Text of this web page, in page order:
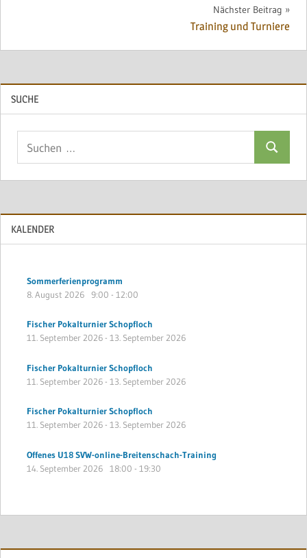
Nächster Beitrag
Training und Turniere
SUCHE
Suchen
KALENDER
Sommerferienprogramm
8. August 2026 9:00 - 12:00
Fischer Pokalturnier Schopfloch
11. September 2026- 13. September 2026
Fischer Pokalturnier Schopfloch
11. September 2026- 13. September 2026
Fischer Pokalturnier Schopfloch
11. September 2026- 13. September 2026
Offenes U18 SVW-online-Breitenschach-Training
14. September 2026 18:00 - 19:30